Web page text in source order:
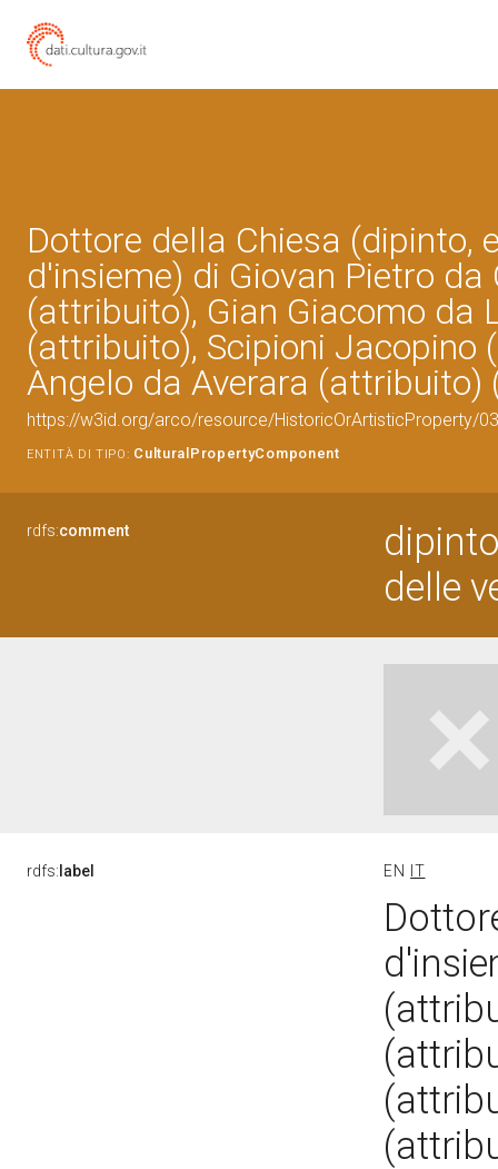
Dottore della Chiesa (dipinto,
d'insieme) di Giovan Pietro da
(attribuito), Gian Giacomo da
(attribuito), Scipioni Jacopino
Angelo da Averara (attribuito)
https://w3id.org/arco/resource/HistoricOrArtisticProperty/
ENTITÀ DI TIPO: CulturalPropertyComponent
rdfs:comment
delle
rdfs: label EN IT